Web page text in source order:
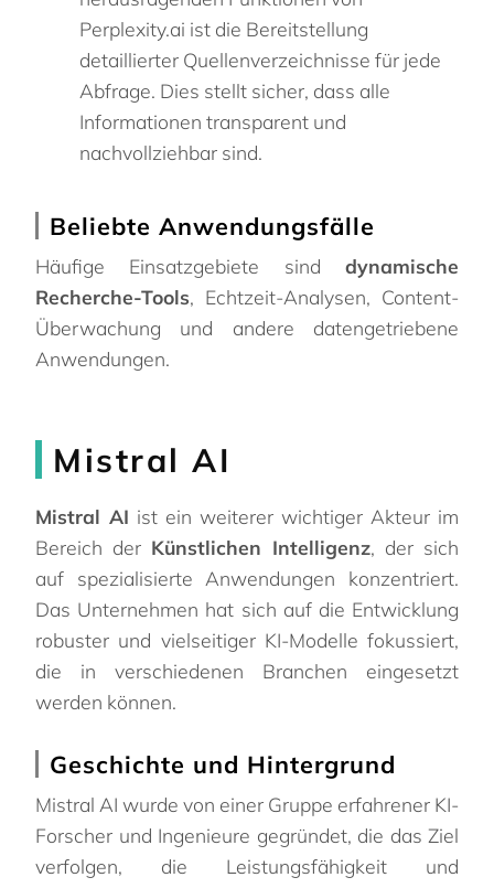
Perplexity.ai ist die Bereitstellung
detaillierter Quellenverzeichnisse für jede
Abfrage. Dies stellt sicher, dass alle
Informationen transparent und
nachvollziehbar sind.
Beliebte Anwendungsfälle
Häufige Einsatzgebiete sind dynamische
Recherche-Tools, Echtzeit-Analysen, Content-
Überwachung und andere datengetriebene
Anwendungen.
Mistral AI
Mistral AI ist ein weiterer wichtiger Akteur im
Bereich der Künstlichen Intelligenz, der sich
auf spezialisierte Anwendungen konzentriert.
Das Unternehmen hat sich auf die Entwicklung
robuster und vielseitiger KI-Modelle fokussiert,
die in verschiedenen Branchen eingesetzt
werden können.
Geschichte und Hintergrund
Mistral AI wurde von einer Gruppe erfahrener KI-
Forscher und Ingenieure gegründet, die das Ziel
verfolgen, die Leistungsfähigkeit und